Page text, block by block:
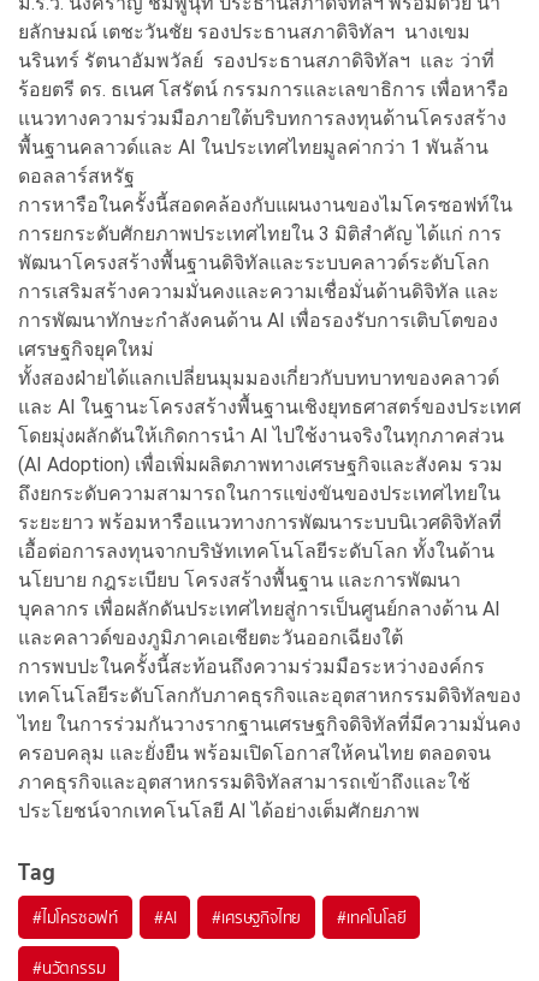
ยลักษมณ์ เตชะวันชัย รองประธานสภาดิจิทัลฯ นางเขม
นรินทร์ รัตนาอัมพวัลย์ รองประธานสภาดิจิทัลฯ และ ว่าที่
ร้อยตรี ดร. ธเนศ โสรัตน์ กรรมการและเลขาธิการ เพื่อหารือ
แนวทางความร่วมมือภายใต้บริบทการลงทุนด้านโครงสร้าง
พื้นฐานคลาวด์และ AI ในประเทศไทยมูลค่ากว่า 1 พันล้าน
ดอลลาร์สหรัฐ
การหารือในครั้งนี้สอดคล้องกับแผนงานของไมโครซอฟท์ใน
การยกระดับศักยภาพประเทศไทยใน 3 มิติสำคัญ ได้แก่ การ
พัฒนาโครงสร้างพื้นฐานดิจิทัลและระบบคลาวด์ระดับโลก
การเสริมสร้างความมั่นคงและความเชื่อมั่นด้านดิจิทัล และ
การพัฒนาทักษะกำลังคนด้าน AI เพื่อรองรับการเติบโตของ
เศรษฐกิจยุคใหม่
ทั้งสองฝ่ายได้แลกเปลี่ยนมุมมองเกี่ยวกับบทบาทของคลาวด์
และ AI ในฐานะโครงสร้างพื้นฐานเชิงยุทธศาสตร์ของประเทศ
โดยมุ่งผลักดันให้เกิดการนำ AI ไปใช้งานจริงในทุกภาคส่วน
(AI Adoption) เพื่อเพิ่มผลิตภาพทางเศรษฐกิจและสังคม รวม
ถึงยกระดับความสามารถในการแข่งขันของประเทศไทยใน
ระยะยาว พร้อมหารือแนวทางการพัฒนาระบบนิเวศดิจิทัลที่
เอื้อต่อการลงทุนจากบริษัทเทคโนโลยีระดับโลก ทั้งในด้าน
นโยบาย กฎระเบียบ โครงสร้างพื้นฐาน และการพัฒนา
บุคลากร เพื่อผลักดันประเทศไทยสู่การเป็นศูนย์กลางด้าน AI
และคลาวด์ของภูมิภาคเอเชียตะวันออกเฉียงใต้
การพบปะในครั้งนี้สะท้อนถึงความร่วมมือระหว่างองค์กร
เทคโนโลยีระดับโลกกับภาคธุรกิจและอุตสาหกรรมดิจิทัลของ
ไทย ในการร่วมกันวางรากฐานเศรษฐกิจดิจิทัลที่มีความมั่นคง
ครอบคลุม และยั่งยืน พร้อมเปิดโอกาสให้คนไทย ตลอดจน
ภาคธุรกิจและอุตสาหกรรมดิจิทัลสามารถเข้าถึงและใช้
ประโยชน์จากเทคโนโลยี AI ได้อย่างเต็มศักยภาพ
Tag
#ไมโครซอฟท์ #AI #เศรษฐกิจไทย #เทคโนโลยี
#นวัตกรรม